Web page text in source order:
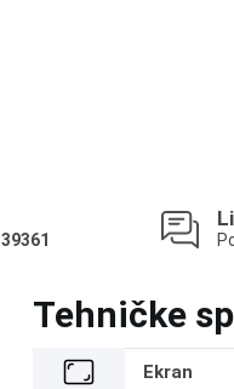
39361
Tehničke
Ekran